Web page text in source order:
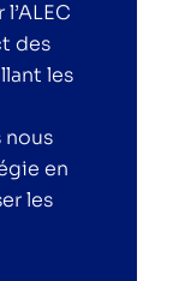
des
les
nous
en
les